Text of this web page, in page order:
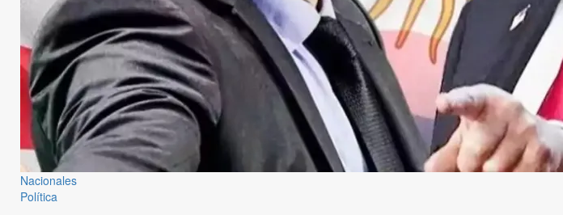
Nacionales
Política